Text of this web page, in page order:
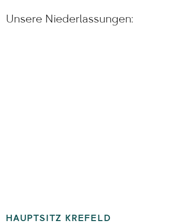
Unsere Niederlassungen:
HAUPTSITZ KREFELD